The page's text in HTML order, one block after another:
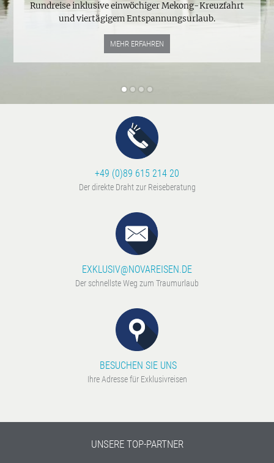
Rundreise inklusive einwöchiger Mekong-Kreuzfahrt
und viertägigem Entspannungsurlaub.
MEHR ERFAHREN
+49 (0)89 615 214 20
Der direkte Draht zur Reiseberatung
EXKLUSIV@NOVAREISEN.DE
Der schnellste Weg zum Traumurlaub
BESUCHEN SIE UNS
Ihre Adresse für Exklusivreisen
UNSERE TOP-PARTNER